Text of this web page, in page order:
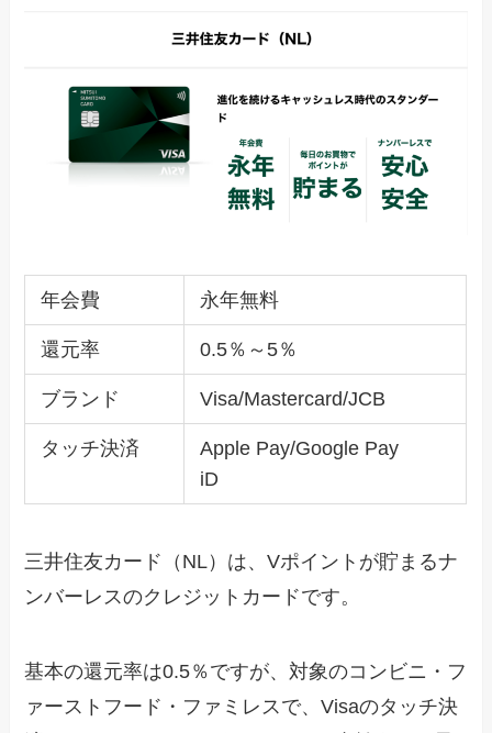
年会費 永年無料
還元率 0.5％～5％
ブランド Visa/Mastercard/JCB
タッチ決済
Apple Pay/Google Pay
iD
三井住友カード（NL）は、Vポイントが貯まるナ
ンバーレスのクレジットカードです。
基本の還元率は0.5％ですが、対象のコンビニ・フ
ァーストフード・ファミレスで、Visaのタッチ決